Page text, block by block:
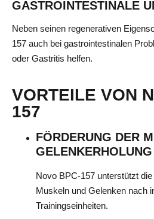
GASTROINTESTINALE
Neben seinen regenerativen
157 auch bei gastrointestinalen
oder Gastritis helfen.
VORTEILE VON
157
FÖRDERUNG DER
GELENKERHOLUNG
Novo BPC-157 unterstützt
Muskeln und Gelenken nach
Trainingseinheiten.